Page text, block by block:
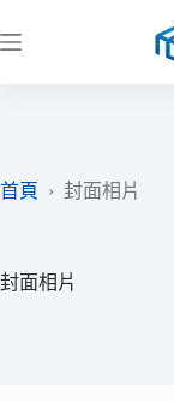
至
首頁
› 封面相片
封面相片